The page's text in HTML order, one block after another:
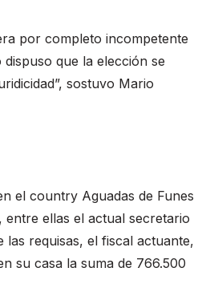
por completo incompetente
que la elección se
sostuvo Mario
el country Aguadas de Funes
ellas el actual secretario
requisas, el fiscal actuante,
su casa la suma de 766.500